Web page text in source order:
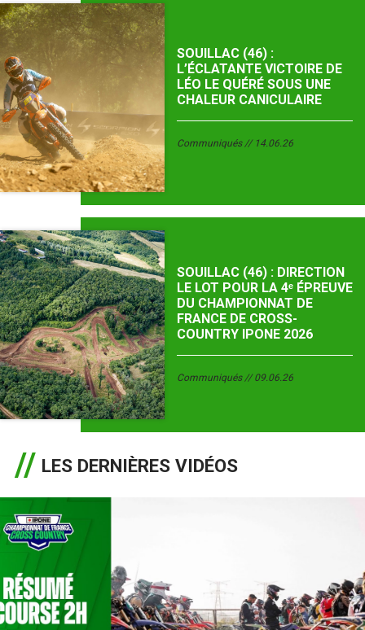
SOUILLAC (46) :
L’ÉCLATANTE VICTOIRE DE
LÉO LE QUÉRÉ SOUS UNE
CHALEUR CANICULAIRE
Communiqués 14.06.26
SOUILLAC (46) : DIRECTION
LE LOT POUR LA 4ᵉ ÉPREUVE
DU CHAMPIONNAT DE
FRANCE DE CROSS-
COUNTRY IPONE 2026
Communiqués 09.06.26
LES DERNIÈRES VIDÉOS